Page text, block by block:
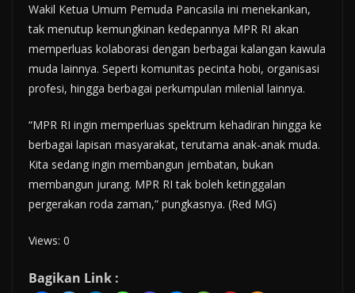
Wakil Ketua Umum Pemuda Pancasila ini menekankan,
tak menutup kemungkinan kedepannya MPR RI akan
memperluas kolaborasi dengan berbagai kalangan kawula
muda lainnya. Seperti komunitas pecinta hobi, organisasi
profesi, hingga berbagai perkumpulan milenial lainnya.
“MPR RI ingin memperluas spektrum kehadiran hingga ke
berbagai lapisan masyarakat, terutama anak-anak muda.
Kita sedang ingin membangun jembatan, bukan
membangun jurang. MPR RI tak boleh ketinggalan
pergerakan roda zaman,” pungkasnya. (Red MG)
Views: 0
Bagikan Link :